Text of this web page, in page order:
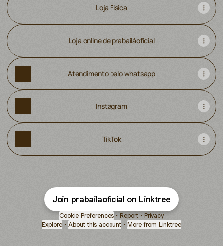
Loja Fisica
Loja online de prabailáoficial
Atendimento pelo whatsapp
Instagram
TikTok
Join prabailaoficial on Linktree
Cookie Preferences • Report • Privacy
Explore • About this account • More from Linktree